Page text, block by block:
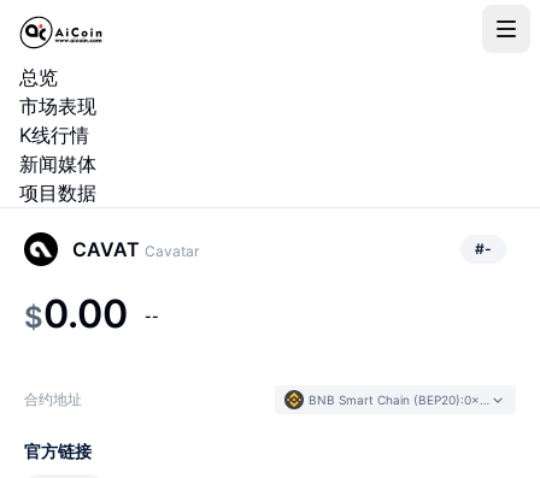
总览
市场表现
K线行情
新闻媒体
项目数据
CAVAT Cavatar #-
$0.00 --
合约地址 BNB Smart Chain (BEP20):0x1162...4eF577
官方链接